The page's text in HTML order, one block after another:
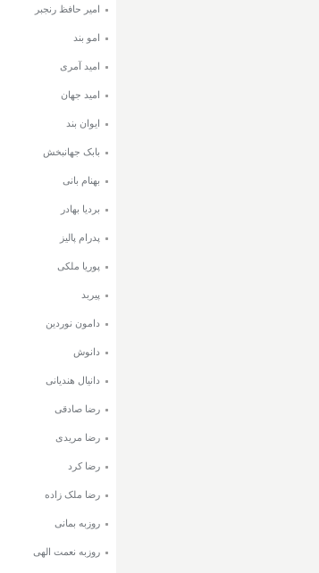
امیر حافظ رنجبر
امو بند
امید آمری
امید جهان
ایوان بند
بابک جهانبخش
بهنام بانی
بردیا بهادر
پدرام پالیز
پوریا ملکی
پیربد
دامون نوردین
دانوش
دانیال هندیانی
رضا صادقی
رضا مریدی
رضا کرد
رضا ملک زاده
روزبه بمانی
روزبه نعمت الهی